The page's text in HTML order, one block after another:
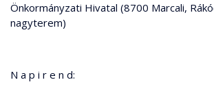
Önkormányzati Hivatal (8700 Marcali,
nagyterem)
N a p i r e n d: